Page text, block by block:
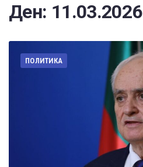
Ден: 11.03.2026
ПОЛИТИКА